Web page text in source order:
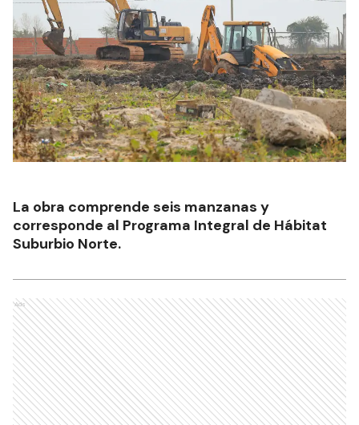
La obra comprende seis manzanas y
corresponde al Programa Integral de Hábitat
Suburbio Norte.
Ads